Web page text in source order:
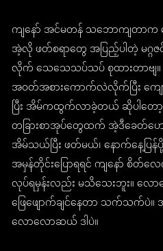
ကျနော် အင်မတန် သဘောကျတာက
အဲ့လို ဖတ်စရာတွေ အပြည့်ပါတဲ့ မဂ္
လိုက် သေသေသပ်သပ် စုထားတာဗျ။
အဝတ်အစားကောက်လဲလိုက်ပြီး က
ပြီး အိမ်ကထွက်လာခဲ့တယ် ဆိုပါတ
တခြားစာအုပ်တွေထက် အဲ့ဒီခေတ်ဟ
အိမ်သယ်ပြီး ဖတ်မယ်၊ နောက်နေ့ပြန်
အမှန်တိုင်းပြောရရင် ကျနော် စိတ်
လုပ်ရမှန်းလည်း မသိသေးဘူး။ လေ
ဖြေဖျောက်ချင်နေတာ သက်သက်
လောလောဆယ် ဒါပဲ။